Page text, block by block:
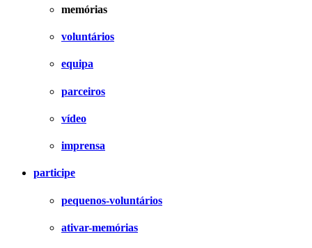
memórias
voluntários
equipa
parceiros
vídeo
imprensa
participe
pequenos-voluntários
ativar-memórias